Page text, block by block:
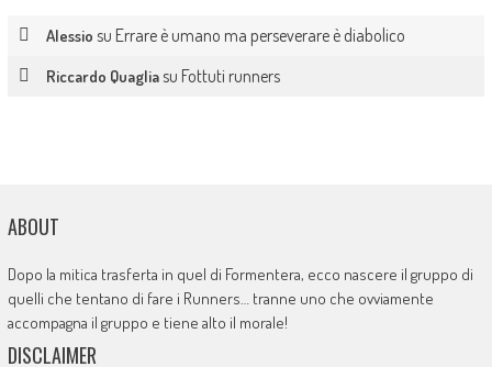
Alessio su Errare è umano ma perseverare è diabolico
Riccardo Quagliasu Fottuti runners
ABOUT
Dopo la mitica trasferta in quel di Formentera, ecco nascere il gruppo di
quelli che tentano di fare i Runners… tranne uno che ovviamente
accompagna il gruppo e tiene alto il morale!
DISCLAIMER